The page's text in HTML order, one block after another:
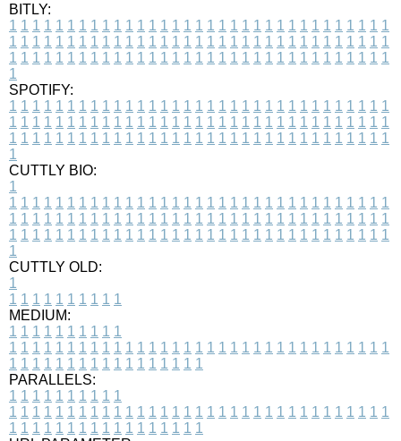
BITLY:
1 1 1 1 1 1 1 1 1 1 1 1 1 1 1 1 1 1 1 1 1 1 1 1 1 1 1 1 1 1 1 1 1
1 1 1 1 1 1 1 1 1 1 1 1 1 1 1 1 1 1 1 1 1 1 1 1 1 1 1 1 1 1 1 1 1
1 1 1 1 1 1 1 1 1 1 1 1 1 1 1 1 1 1 1 1 1 1 1 1 1 1 1 1 1 1 1 1 1
1
SPOTIFY:
1 1 1 1 1 1 1 1 1 1 1 1 1 1 1 1 1 1 1 1 1 1 1 1 1 1 1 1 1 1 1 1 1
1 1 1 1 1 1 1 1 1 1 1 1 1 1 1 1 1 1 1 1 1 1 1 1 1 1 1 1 1 1 1 1 1
1 1 1 1 1 1 1 1 1 1 1 1 1 1 1 1 1 1 1 1 1 1 1 1 1 1 1 1 1 1 1 1 1
1
CUTTLY BIO:
1
1 1 1 1 1 1 1 1 1 1 1 1 1 1 1 1 1 1 1 1 1 1 1 1 1 1 1 1 1 1 1 1 1
1 1 1 1 1 1 1 1 1 1 1 1 1 1 1 1 1 1 1 1 1 1 1 1 1 1 1 1 1 1 1 1 1
1 1 1 1 1 1 1 1 1 1 1 1 1 1 1 1 1 1 1 1 1 1 1 1 1 1 1 1 1 1 1 1 1
1
CUTTLY OLD:
1
1 1 1 1 1 1 1 1 1 1
MEDIUM:
1 1 1 1 1 1 1 1 1 1
1 1 1 1 1 1 1 1 1 1 1 1 1 1 1 1 1 1 1 1 1 1 1 1 1 1 1 1 1 1 1 1 1
1 1 1 1 1 1 1 1 1 1 1 1 1 1 1 1 1
PARALLELS:
1 1 1 1 1 1 1 1 1 1
1 1 1 1 1 1 1 1 1 1 1 1 1 1 1 1 1 1 1 1 1 1 1 1 1 1 1 1 1 1 1 1 1
1 1 1 1 1 1 1 1 1 1 1 1 1 1 1 1 1